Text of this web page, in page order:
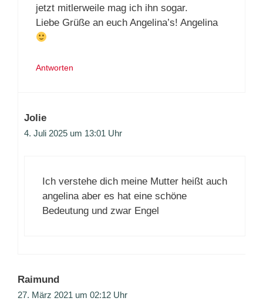
jetzt mitlerweile mag ich ihn sogar.
Liebe Grüße an euch Angelina’s! Angelina
Antworten
Jolie
4. Juli 2025 um 13:01 Uhr
Ich verstehe dich meine Mutter heißt auch
angelina aber es hat eine schöne
Bedeutung und zwar Engel
Raimund
27. März 2021 um 02:12 Uhr